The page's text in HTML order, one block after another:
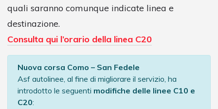
quali saranno comunque indicate linea e
destinazione.
Consulta qui l’orario della linea C20
Nuova corsa Como – San Fedele
Asf autolinee, al fine di migliorare il servizio, ha
introdotto le seguenti modifiche delle linee C10 e
C20: